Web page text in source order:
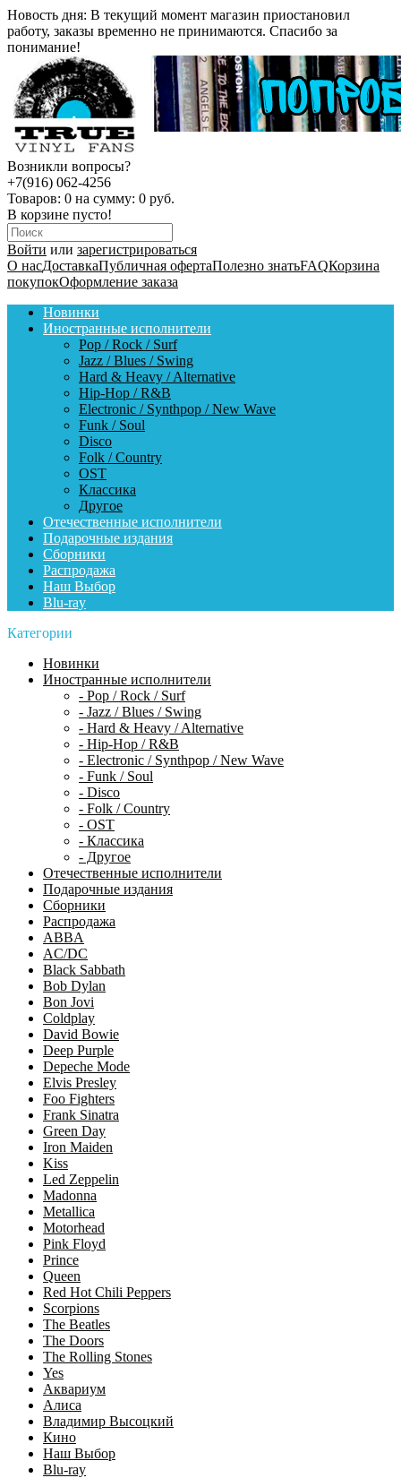
Новость дня: В текущий момент магазин приостановил
работу, заказы временно не принимаются. Спасибо за
понимание!
Возникли вопросы?
+7(916) 062-4256
Товаров: 0 на сумму: 0 руб.
В корзине пусто!
Войти или зарегистрироваться
О насДоставкаПубличная офертаПолезно знатьFAQКорзина
покупокОформление заказа
Новинки
Иностранные исполнители
Pop / Rock / Surf
Jazz / Blues / Swing
Hard & Heavy / Alternative
Hip-Hop / R&B
Electronic / Synthpop / New Wave
Funk / Soul
Disco
Folk / Country
OST
Классика
Другое
Отечественные исполнители
Подарочные издания
Сборники
Распродажа
Наш Выбор
Blu-ray
Категории
Новинки
Иностранные исполнители
- Pop / Rock / Surf
- Jazz / Blues / Swing
- Hard & Heavy / Alternative
- Hip-Hop / R&B
- Electronic / Synthpop / New Wave
- Funk / Soul
- Disco
- Folk / Country
- OST
- Классика
- Другое
Отечественные исполнители
Подарочные издания
Сборники
Распродажа
ABBA
AC/DC
Black Sabbath
Bob Dylan
Bon Jovi
Coldplay
David Bowie
Deep Purple
Depeche Mode
Elvis Presley
Foo Fighters
Frank Sinatra
Green Day
Iron Maiden
Kiss
Led Zeppelin
Madonna
Metallica
Motorhead
Pink Floyd
Prince
Queen
Red Hot Chili Peppers
Scorpions
The Beatles
The Doors
The Rolling Stones
Yes
Аквариум
Алиса
Владимир Высоцкий
Кино
Наш Выбор
Blu-ray